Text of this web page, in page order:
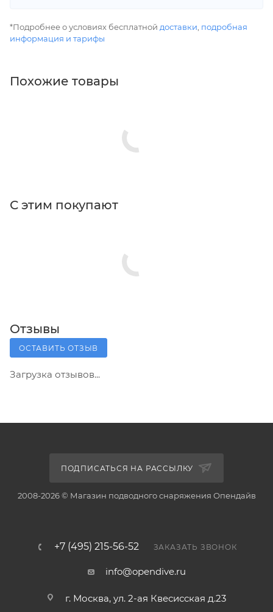
*Подробнее о условиях бесплатной доставки подробная
информация и тарифы
Похожие товары
С этим покупают
Отзывы
ОСТАВИТЬ ОТЗЫВ
Загрузка отзывов...
ПОДПИСАТЬСЯ НА РАССЫЛКУ
2008-2026 © Магазин подводного снаряжения Опендайв
+7 (495) 215-56-52 ЗАКАЗАТЬ ЗВОНОК
info@opendive.ru
г. Москва, ул. 2-ая Квесисская д.23